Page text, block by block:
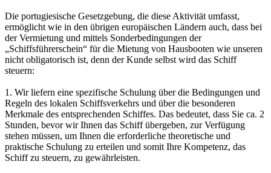
Die portugiesische Gesetzgebung, die diese Aktivität umfasst,
ermöglicht wie in den übrigen europäischen Ländern auch, dass bei
der Vermietung und mittels Sonderbedingungen der
„Schiffsführerschein“ für die Mietung von Hausbooten wie unseren
nicht obligatorisch ist, denn der Kunde selbst wird das Schiff
steuern:
1. Wir liefern eine spezifische Schulung über die Bedingungen und
Regeln des lokalen Schiffsverkehrs und über die besonderen
Merkmale des entsprechenden Schiffes. Das bedeutet, dass Sie ca. 2
Stunden, bevor wir Ihnen das Schiff übergeben, zur Verfügung
stehen müssen, um Ihnen die erforderliche theoretische und
praktische Schulung zu erteilen und somit Ihre Kompetenz, das
Schiff zu steuern, zu gewährleisten.